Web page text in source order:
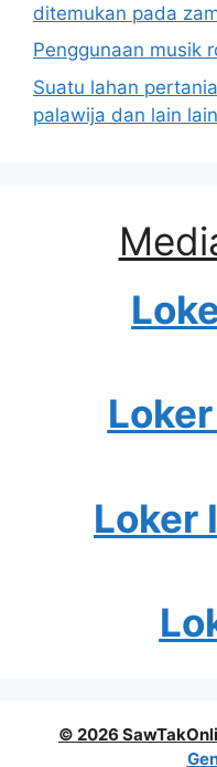
ditemukan pada
Penggunaan musik
Suatu lahan
palawija dan lain
Loker
© 2026